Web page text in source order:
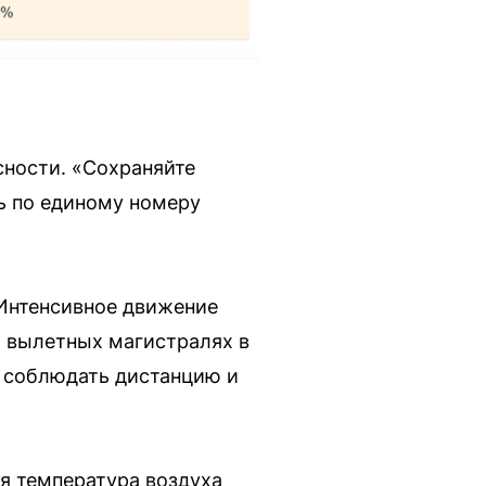
«Сохраняйте
по единому номеру
движение
магистралях в
дистанцию и
воздуха